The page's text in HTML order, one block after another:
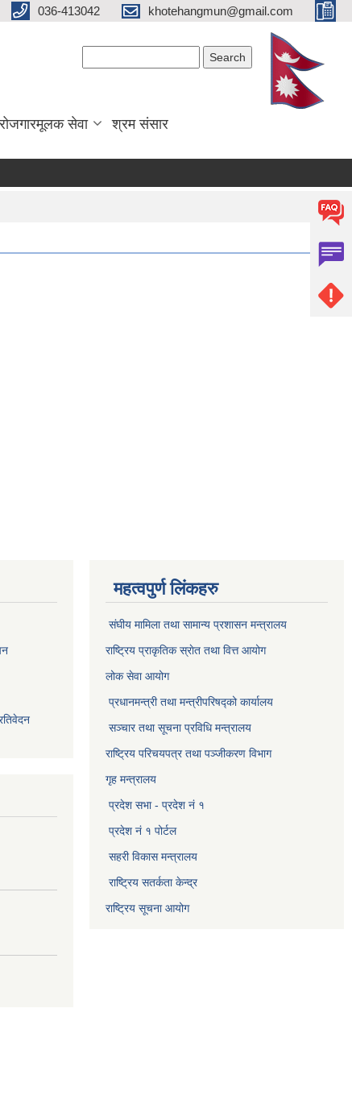
036-413042 khotehangmun@gmail.com
रोजगारमूलक सेवा श्रम संसार
महत्वपुर्ण लिंकहरु
संघीय मामिला तथा सामान्य प्रशासन मन्त्रालय
राष्ट्रिय प्राकृतिक स्राेत तथा वित्त आयोग
लोक सेवा आयोग
प्रधानमन्त्री तथा मन्त्रीपरिषद्को कार्यालय
सञ्‍चार तथा सूचना प्रविधि मन्त्रालय
राष्ट्रिय परिचयपत्र तथा पञ्जीकरण विभाग​
गृह मन्त्रालय
प्रदेश सभा - प्रदेश नं १
प्रदेश नं १ पोर्टल
सहरी विकास मन्त्रालय
राष्ट्रिय सतर्कता केन्द्र
राष्ट्रिय सूचना आयोग